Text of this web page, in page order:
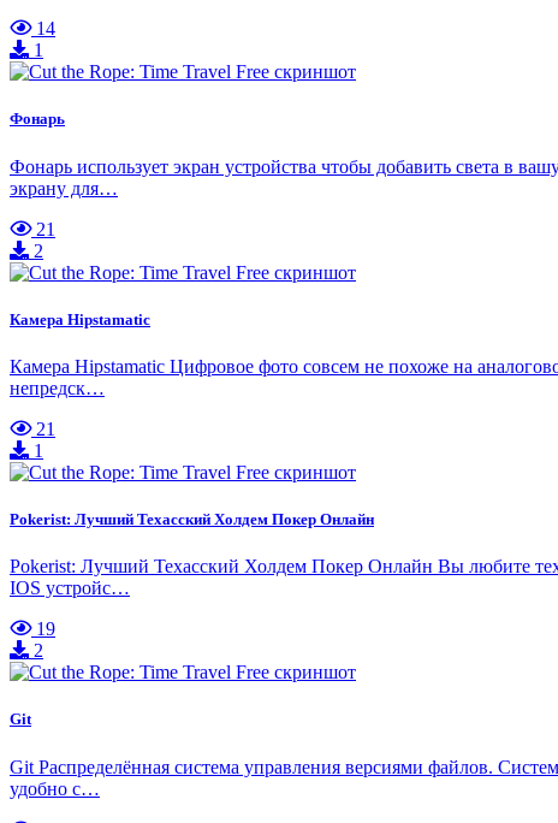
14
1
Фонарь
Фонарь использует экран устройства чтобы добавить света в
экрану для…
21
2
Камера Hipstamatic
Камера Hipstamatic Цифровое фото совсем не похоже на
непредск…
21
1
Pokerist: Лучший Техасский Холдем Покер Онлайн
Pokerist: Лучший Техасский Холдем Покер Онлайн Вы любите
IOS устройс…
19
2
Git
Git Распределённая система управления версиями файлов.
удобно с…